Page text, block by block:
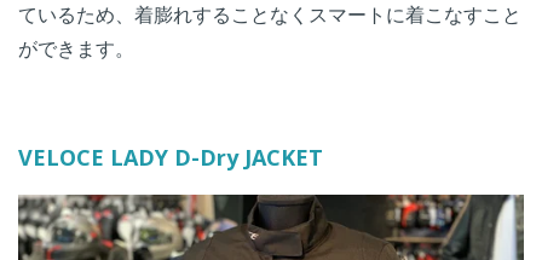
ているため、着膨れすることなくスマートに着こなすこと
ができます。
VELOCE LADY D-Dry JACKET